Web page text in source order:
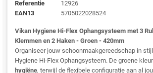
Referentie
12926
EAN13
5705022028524
Vikan Hygiene Hi-Flex Ophangsysteem met 3
Klemmen en 2 Haken - Groen - 420mm
Organiseer jouw schoonmaakgereedschap in
Hygiene Hi-Flex Ophangsysteem. De groene
hygiëne, terwijl de flexibele configuratie aan al